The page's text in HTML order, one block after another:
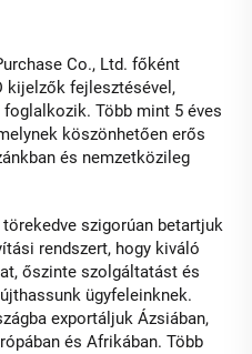
Co., Ltd. főként
kijelzők fejlesztésével,
Több mint 5 éves
köszönhetően erős
és nemzetközileg
szigorúan betartjuk
rendszert, hogy kiváló
őszinte szolgáltatást és
ügyfeleinknek.
exportáljuk Ázsiában,
és Afrikában. Több